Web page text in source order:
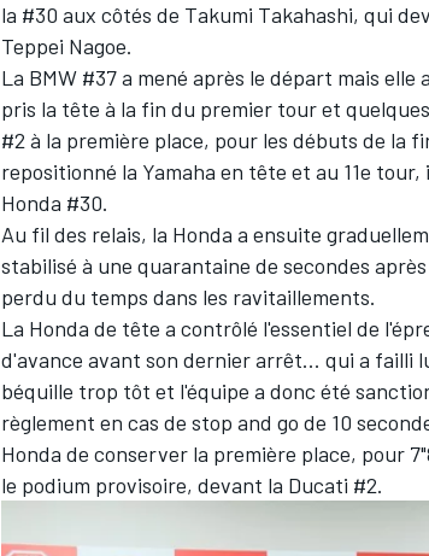
la #30 aux côtés de Takumi Takahashi, qui
Teppei Nagoe.
La BMW #37 a mené après le départ mais
pris la tête à la fin du premier tour et
#2 à la première place, pour les débuts de la
repositionné la Yamaha en tête et au 11e
Honda #30.
Au fil des relais, la Honda a ensuite
stabilisé à une quarantaine de secondes
perdu du temps dans les ravitaillements.
La Honda de tête a contrôlé l'essentiel de
d'avance avant son dernier arrêt... qui a failli
béquille trop tôt et l'équipe a donc été
règlement en cas de stop and go de 10
Honda de conserver la première place, pour
le podium provisoire, devant la Ducati #2.